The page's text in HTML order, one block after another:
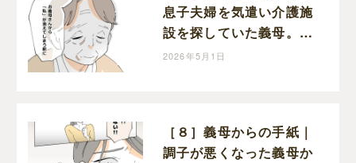
息子夫婦を気遣い介護施
設を探していた義母。も
っと早く感謝を伝えたか
2026年5月1日
［８］義母からの手紙｜
調子が悪くなった義母か